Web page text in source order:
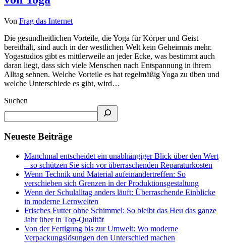
Von Frag das Internet
Die gesundheitlichen Vorteile, die Yoga für Körper und Geist
bereithält, sind auch in der westlichen Welt kein Geheimnis mehr.
Yogastudios gibt es mittlerweile an jeder Ecke, was bestimmt auch
daran liegt, dass sich viele Menschen nach Entspannung in ihrem
Alltag sehnen. Welche Vorteile es hat regelmäßig Yoga zu üben und
welche Unterschiede es gibt, wird…
Suchen
Neueste Beiträge
Manchmal entscheidet ein unabhängiger Blick über den Wert
– so schützen Sie sich vor überraschenden Reparaturkosten
Wenn Technik und Material aufeinandertreffen: So
verschieben sich Grenzen in der Produktionsgestaltung
Wenn der Schulalltag anders läuft: Überraschende Einblicke
in moderne Lernwelten
Frisches Futter ohne Schimmel: So bleibt das Heu das ganze
Jahr über in Top-Qualität
Von der Fertigung bis zur Umwelt: Wo moderne
Verpackungslösungen den Unterschied machen